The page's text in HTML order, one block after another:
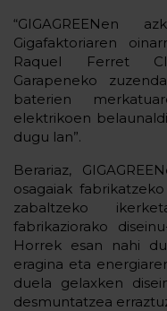
“GIGAGREENen
Gigafaktoriaren
Raquel Ferret
Garapeneko
baterien
elektrikoen
dugu lan”.
Berariaz,
osagaiak
zabaltzeko
fabrikaziorako
Horrek esan nahi du
eragina eta
duela gelaxken
desmuntatzea